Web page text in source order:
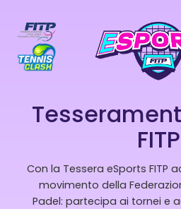
FITP
Con la Tessera eSports FITP
movimento della
Padel: partecipa ai tornei e